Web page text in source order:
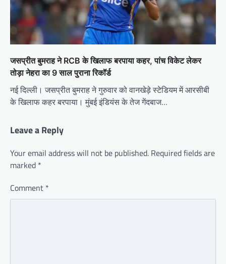
जसप्रीत बुमराह ने RCB के खिलाफ बरपाया कहर, पांच विकेट लेकर
तोड़ा नेहरा का 9 साल पुराना रिकॉर्ड
नई दिल्ली। जसप्रीत बुमराह ने गुरुवार को वानखेड़े स्टेडियम में आरसीबी
के खिलाफ कहर बरपाया। मुंबई इंडियंस के तेज गेंदबाज…
Leave a Reply
Your email address will not be published. Required fields are
marked *
Comment *